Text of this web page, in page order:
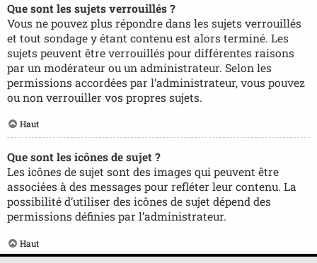
Que sont les sujets verrouillés ?
Vous ne pouvez plus répondre dans les sujets verrouillés
et tout sondage y étant contenu est alors terminé. Les
sujets peuvent être verrouillés pour différentes raisons
par un modérateur ou un administrateur. Selon les
permissions accordées par l’administrateur, vous pouvez
ou non verrouiller vos propres sujets.
Haut
Que sont les icônes de sujet ?
Les icônes de sujet sont des images qui peuvent être
associées à des messages pour refléter leur contenu. La
possibilité d’utiliser des icônes de sujet dépend des
permissions définies par l’administrateur.
Haut